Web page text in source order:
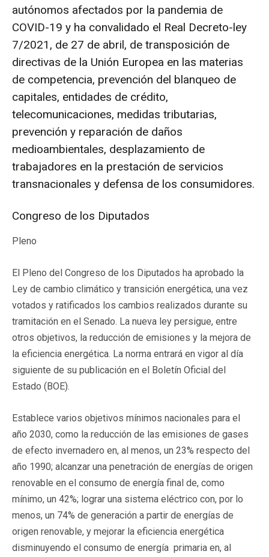
autónomos afectados por la pandemia de
COVID-19 y ha convalidado el Real Decreto-ley
7/2021, de 27 de abril, de transposición de
directivas de la Unión Europea en las materias
de competencia, prevención del blanqueo de
capitales, entidades de crédito,
telecomunicaciones, medidas tributarias,
prevención y reparación de daños
medioambientales, desplazamiento de
trabajadores en la prestación de servicios
transnacionales y defensa de los consumidores.
Congreso de los Diputados
Pleno
El Pleno del Congreso de los Diputados ha aprobado la
Ley de cambio climático y transición energética, una vez
votados y ratificados los cambios realizados durante su
tramitación en el Senado. La nueva ley persigue, entre
otros objetivos, la reducción de emisiones y la mejora de
la eficiencia energética. La norma entrará en vigor al día
siguiente de su publicación en el Boletín Oficial del
Estado (BOE).
Establece varios objetivos mínimos nacionales para el
año 2030, como la reducción de las emisiones de gases
de efecto invernadero en, al menos, un 23% respecto del
año 1990; alcanzar una penetración de energías de origen
renovable en el consumo de energía final de, como
mínimo, un 42%; lograr una sistema eléctrico con, por lo
menos, un 74% de generación a partir de energías de
origen renovable, y mejorar la eficiencia energética
disminuyendo el consumo de energía primaria en, al